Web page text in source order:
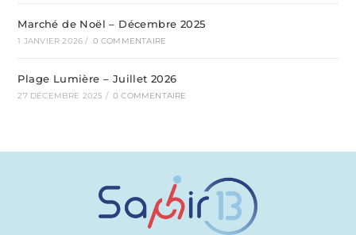
Marché de Noël – Décembre 2025
1 JANVIER 2026 / 0 COMMENTAIRE
Plage Lumière – Juillet 2026
27 DÉCEMBRE 2025 / 0 COMMENTAIRE